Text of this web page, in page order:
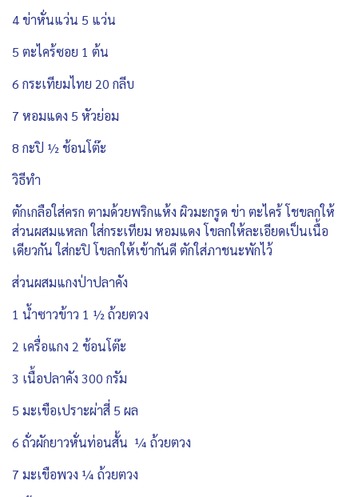
4 ข่าหั่นแว่น 5 แว่น
5 ตะไคร้ซอย 1 ต้น
6 กระเทียมไทย 20 กลีบ
7 หอมแดง 5 หัวย่อม
8 กะปิ ½ ช้อนโต๊ะ
วิธีทำ
ตักเกลือใส่ครก ตามด้วยพริกแห้ง ผิวมะกรูด ข่า ตะไคร้ โชขลกให้
ส่วนผสมแหลก ใส่กระเทียม หอมแดง โขลกให้ละเอียดเป็นเนื้อ
เดียวกัน ใส่กะปิ โขลกให้เข้ากันดี ตักใส่ภาชนะพักไว้
ส่วนผสมแกงป่าปลาคัง
1 น้ำซาวข้าว 1 ½ ถ้วยตวง
2 เครื่อแกง 2 ช้อนโต๊ะ
3 เนื้อปลาคัง 300 กรัม
5 มะเขือเปราะผ่าสี่ 5 ผล
6 ถั่วผักยาวหั่นท่อนสั้น ¼ ถ้วยตวง
7 มะเขือพวง ¼ ถ้วยตวง